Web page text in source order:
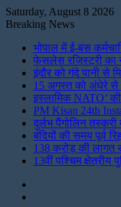
Saturday, August 8 2026
Breaking News
भोपाल में ई-बस
फेसलेस रजिस्ट्री का
इंदौर को गंदे पानी से
15 अगस्त को अंधेरे से
इस्लामिक NATO’
PM Kisan 24th
दुर्लभ पैंगोलिन
बंदियों की समय पूर्व
138 करोड़ की लागत
13वीं पश्चिम